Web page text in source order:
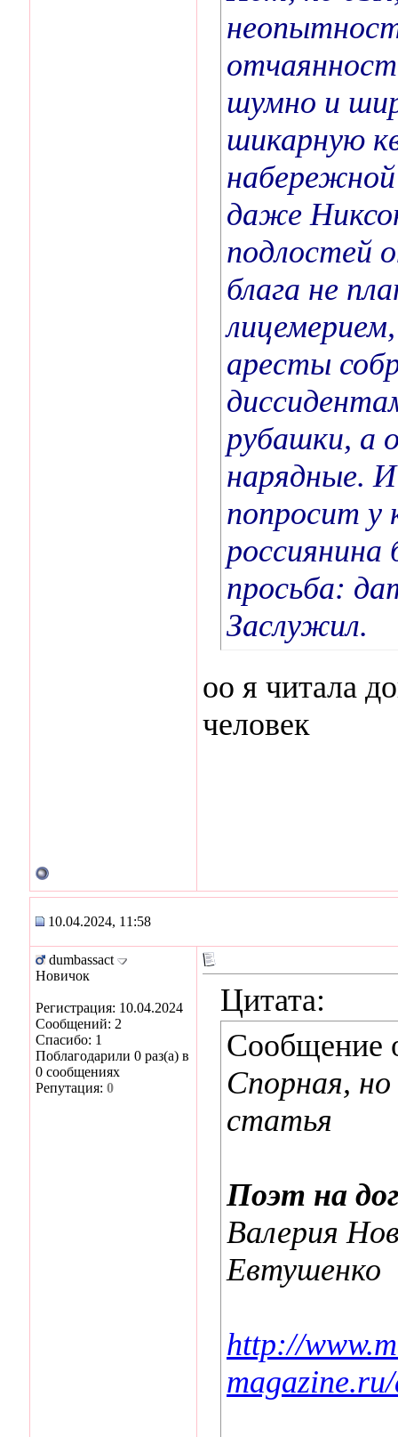
шумно и
шикарную
даже
подлостей
блага не
аресты
рубашки, а
нарядные.
попросит у
россиянина
просьба:
Заслужил.
оо я читала
человек
10.04.2024, 11:58
dumbassact
Новичок
Регистрация: 10.04.2024
Сообщений: 2
Спасибо: 1
Поблагодарили 0 раз(а) в
0 сообщениях
Репутация: 0
Цитата:
Сообщение
Спорная,
статья
Поэт на
Валерия
Евтушенко
http://